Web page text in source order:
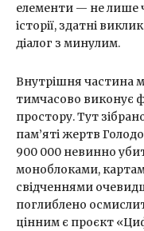
елементи — не лише
історії, здатні
діалог з минулим.
Внутрішня частина
тимчасово виконує
простору. Тут
пам’яті жертв
900 000 невинно
моноблоками,
свідченнями
поглиблено
цінним є проєкт